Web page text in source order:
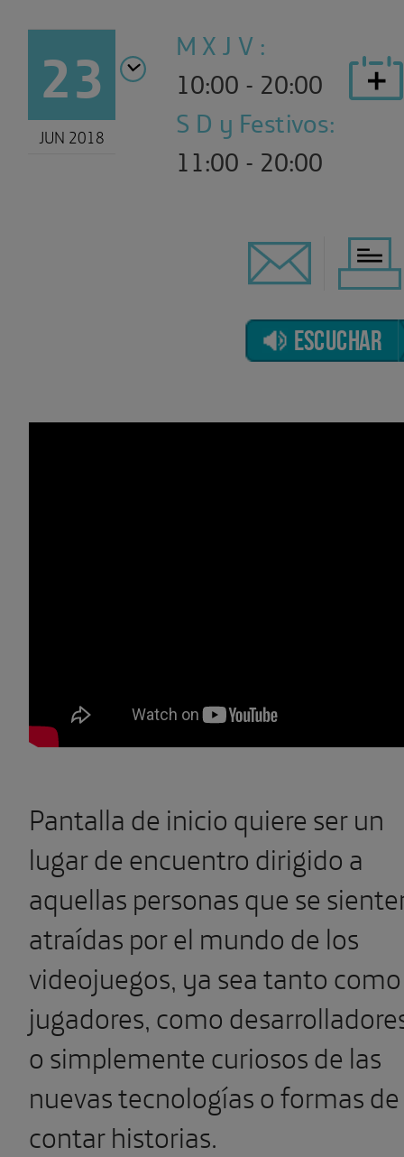
23
JUN 2018
M X J V :
10:00 - 20:00
S D y Festivos:
11:00 - 20:00
ESCUCHAR
Pantalla de inicio quiere ser un
lugar de encuentro dirigido a
aquellas personas que se
atraídas por el mundo de los
videojuegos, ya sea tanto como
jugadores, como
o simplemente curiosos de las
nuevas tecnologías o formas de
contar historias.